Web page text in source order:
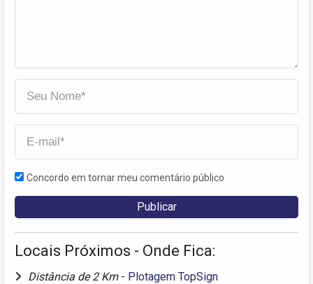
Concordo em tornar meu comentário público
Locais Próximos - Onde Fica:
Distância de 2 Km - Plotagem TopSign